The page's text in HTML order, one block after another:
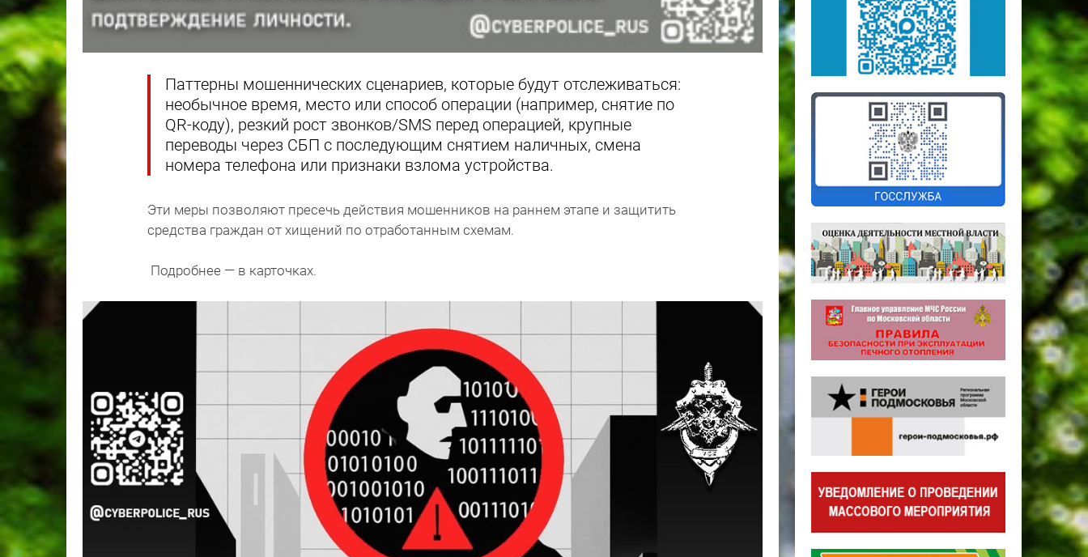
Паттерны мошеннических сценариев, которые будут отслеживаться:
необычное время, место или способ операции (например, снятие по
QR-коду), резкий рост звонков/SMS перед операцией, крупные
переводы через СБП с последующим снятием наличных, смена
номера телефона или признаки взлома устройства.
Эти меры позволяют пресечь действия мошенников на раннем этапе и защитить
средства граждан от хищений по отработанным схемам.
Подробнее — в карточках.